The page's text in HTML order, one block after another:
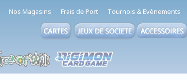
Nos Magasins Frais de Port Tournois & Evènements